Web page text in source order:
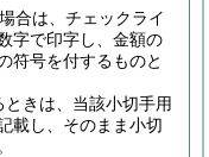
合は、チェックライ
字で印字し、金額の
符号を付するものと
きは、当該小切手用
載し、そのまま小切